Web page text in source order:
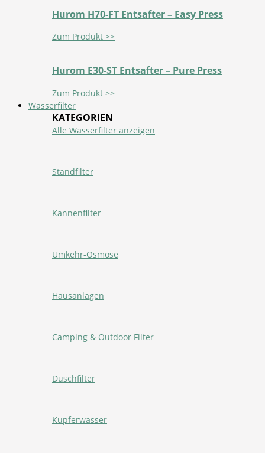
Hurom H70-FT Entsafter – Easy Press
Zum Produkt >>
Hurom E30-ST Entsafter – Pure Press
Zum Produkt >>
Wasserfilter
KATEGORIEN
Alle Wasserfilter anzeigen
Standfilter
Kannenfilter
Umkehr-Osmose
Hausanlagen
Camping & Outdoor Filter
Duschfilter
Kupferwasser